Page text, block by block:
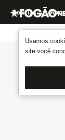
Usamos
site você
Notícias